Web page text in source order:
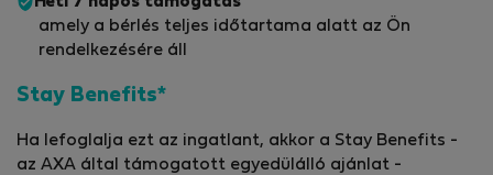
amely a bérlés teljes időtartama alatt az Ön
rendelkezésére áll
Stay Benefits*
Ha lefoglalja ezt az ingatlant, akkor a Stay Benefits -
az AXA által támogatott egyedülálló ajánlat -